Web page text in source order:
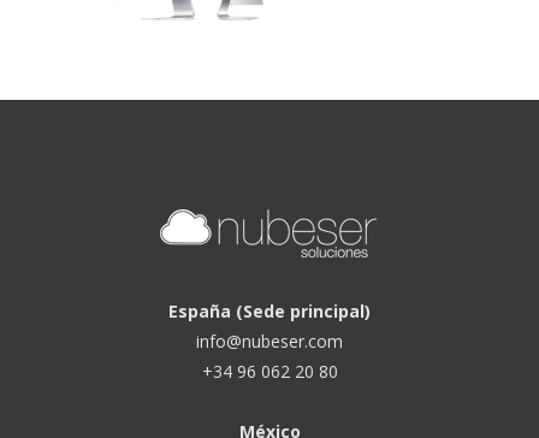
España (Sede principal)
info@nubeser.com
+34 96 062 20 80
México